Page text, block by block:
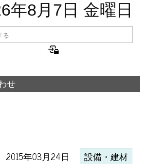
年8月7日 金曜日
せ
2015年03月24日 設備・建材